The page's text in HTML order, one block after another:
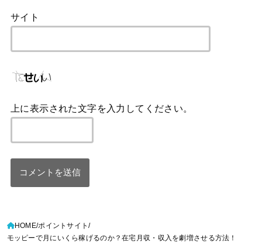
サイト
上に表示された文字を入力してください。
HOME ポイントサイト
モッピーで月にいくら稼げるのか？在宅月収・収入を劇増させる方法！